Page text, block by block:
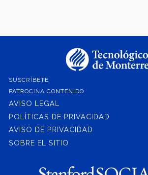
SUSCRÍBETE
PATROCINA CONTENIDO
AVISO LEGAL
POLÍTICAS DE PRIVACIDAD
AVISO DE PRIVACIDAD
SOBRE EL SITIO